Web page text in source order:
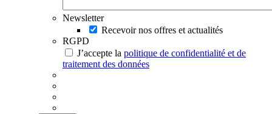
Newsletter
Recevoir nos offres et actualités
RGPD
J’accepte la politique de confidentialité et de
traitement des données